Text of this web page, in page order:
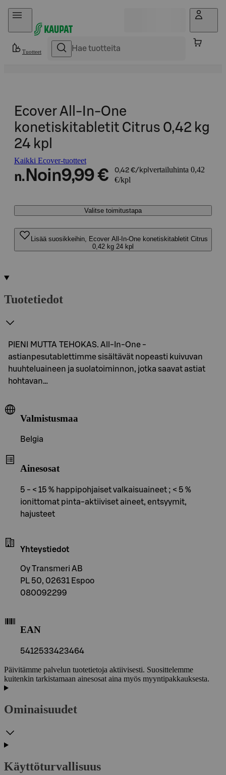
Hyppää sisältöön
Tuotteet
Ecover All-In-One
konetiskitabletit Citrus 0,42 kg
24 kpl
Kaikki Ecover-tuotteet
n. Noin9,99 € 0,42 €/kpl vertailuhinta 0,42
€/kpl
Valitse toimitustapa
Lisää suosikkeihin, Ecover All-In-One konetiskitabletit Citrus
0,42 kg 24 kpl
Tuotetiedot
PIENI MUTTA TEHOKAS. All-In-One -
astianpesutablettimme sisältävät nopeasti kuivuvan
huuhteluaineen ja suolatoiminnon, jotka saavat astiat
hohtavan…
Valmistusmaa
Belgia
Ainesosat
5 - < 15 % happipohjaiset valkaisuaineet ; < 5 %
ionittomat pinta-aktiiviset aineet, entsyymit,
hajusteet
Yhteystiedot
Oy Transmeri AB
PL 50, 02631 Espoo
080092299
EAN
5412533423464
Päivitämme palvelun tuotetietoja aktiivisesti. Suosittelemme
kuitenkin tarkistamaan ainesosat aina myös myyntipakkauksesta.
Ominaisuudet
Käyttöturvallisuus